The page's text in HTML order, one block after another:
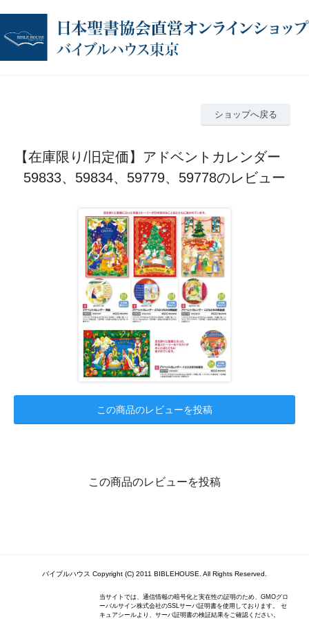
ショップへ戻る
【在庫限り/旧定価】アドベントカレンダー
59833、59834、59779、59778のレビュー
この商品のレビューを投稿
この商品のレビューを投稿
バイブルハウス Copyright (C) 2011 BIBLEHOUSE. All Rights Reserved.
当サイトでは、通信情報の暗号化と実在性の証明のため、GMOグロ
ーバルサイン株式会社のSSLサーバ証明書を使用しております。 セ
キュアシールより、サーバ証明書の検証結果をご確認ください。